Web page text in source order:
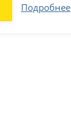
Подробнее